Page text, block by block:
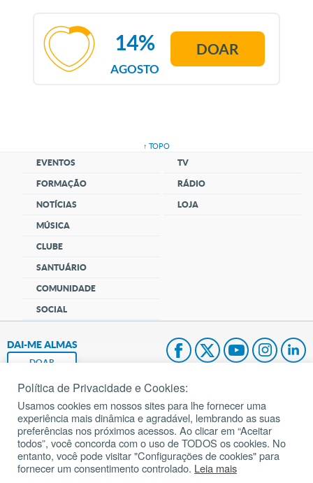
AGOSTO
14% DOAR
↑ TOPO
EVENTOS
FORMAÇÃO
NOTÍCIAS
MÚSICA
CLUBE
SANTUÁRIO
COMUNIDADE
SOCIAL
TV
RÁDIO
LOJA
DAI-ME ALMAS
DOAR
Fundação João Paulo II
Pedido de Oração
Mapa do site
Política de Privacidade e Cookies:
Usamos cookies em nossos sites para lhe fornecer uma
experiência mais dinâmica e agradável, lembrando as suas
preferências nos próximos acessos. Ao clicar em “Aceitar
todos”, você concorda com o uso de TODOS os cookies. No
entanto, você pode visitar "Configurações de cookies" para
fornecer um consentimento controlado. Leia mais